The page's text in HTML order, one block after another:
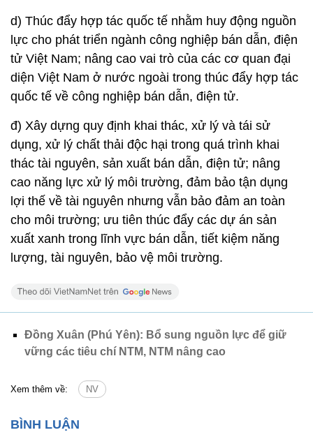
d) Thúc đẩy hợp tác quốc tế nhằm huy động nguồn
lực cho phát triển ngành công nghiệp bán dẫn, điện
tử Việt Nam; nâng cao vai trò của các cơ quan đại
diện Việt Nam ở nước ngoài trong thúc đẩy hợp tác
quốc tế về công nghiệp bán dẫn, điện tử.
đ) Xây dựng quy định khai thác, xử lý và tái sử
dụng, xử lý chất thải độc hại trong quá trình khai
thác tài nguyên, sản xuất bán dẫn, điện tử; nâng
cao năng lực xử lý môi trường, đảm bảo tận dụng
lợi thế về tài nguyên nhưng vẫn bảo đảm an toàn
cho môi trường; ưu tiên thúc đẩy các dự án sản
xuất xanh trong lĩnh vực bán dẫn, tiết kiệm năng
lượng, tài nguyên, bảo vệ môi trường.
Đồng Xuân (Phú Yên): Bổ sung nguồn lực để giữ
vững các tiêu chí NTM, NTM nâng cao
Xem thêm về: NV